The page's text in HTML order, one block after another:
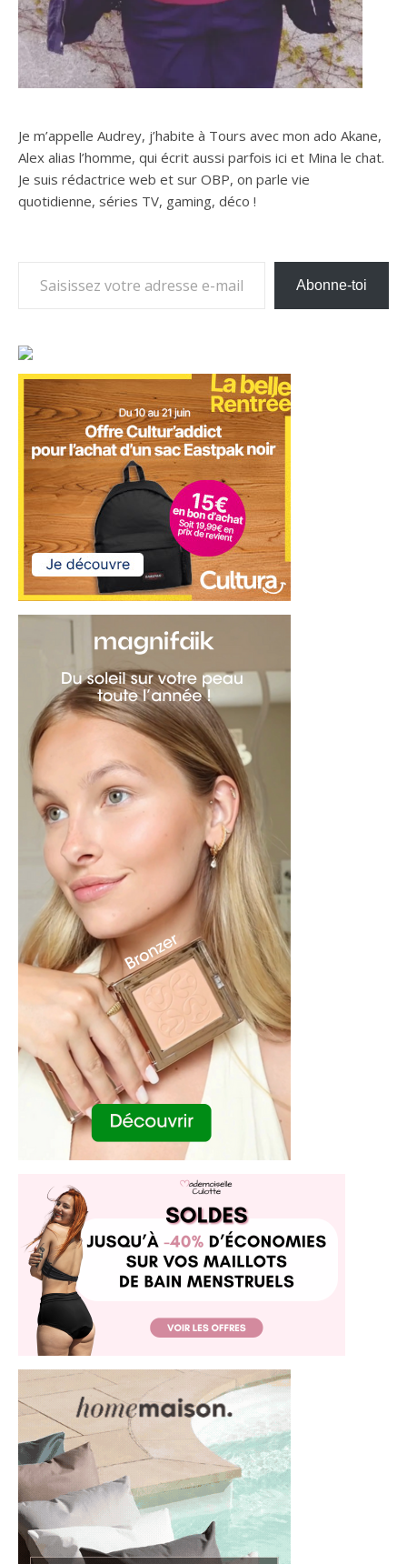
Je m’appelle Audrey, j’habite à Tours avec mon ado Akane,
Alex alias l’homme, qui écrit aussi parfois ici et Mina le chat.
Je suis rédactrice web et sur OBP, on parle vie
quotidienne, séries TV, gaming, déco !
Abonne-toi